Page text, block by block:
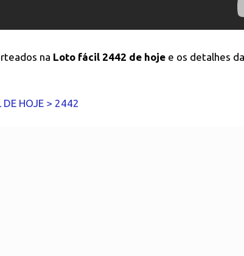
na Loto fácil 2442 de hoje e os detalhes da
DE HOJE > 2442